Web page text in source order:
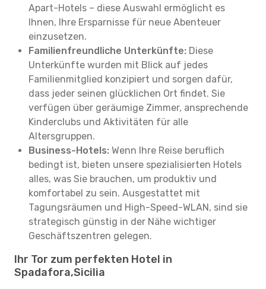
Apart-Hotels – diese Auswahl ermöglicht es
Ihnen, Ihre Ersparnisse für neue Abenteuer
einzusetzen.
Familienfreundliche Unterkünfte: Diese
Unterkünfte wurden mit Blick auf jedes
Familienmitglied konzipiert und sorgen dafür,
dass jeder seinen glücklichen Ort findet. Sie
verfügen über geräumige Zimmer, ansprechende
Kinderclubs und Aktivitäten für alle
Altersgruppen.
Business-Hotels: Wenn Ihre Reise beruflich
bedingt ist, bieten unsere spezialisierten Hotels
alles, was Sie brauchen, um produktiv und
komfortabel zu sein. Ausgestattet mit
Tagungsräumen und High-Speed-WLAN, sind sie
strategisch günstig in der Nähe wichtiger
Geschäftszentren gelegen.
Ihr Tor zum perfekten Hotel in
Spadafora,Sicilia